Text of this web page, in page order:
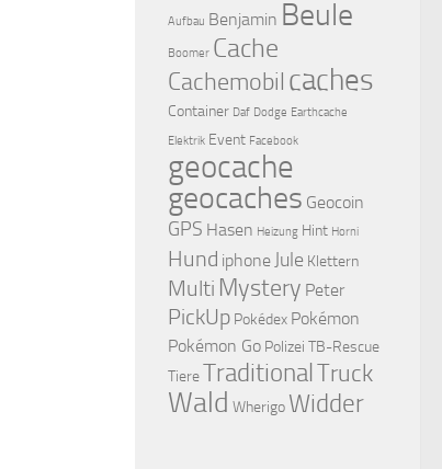
Aufbau Benjamin Beule
Boomer Cache
Cachemobil caches
Container Daf Dodge Earthcache
Elektrik Event Facebook
geocache
geocaches Geocoin
GPS Hasen Heizung Hint Horni
Hund iphone Jule Klettern
Multi Mystery Peter
PickUp Pokédex Pokémon
Pokémon Go Polizei TB-Rescue
TiereTraditional Truck
Wald Wherigo Widder